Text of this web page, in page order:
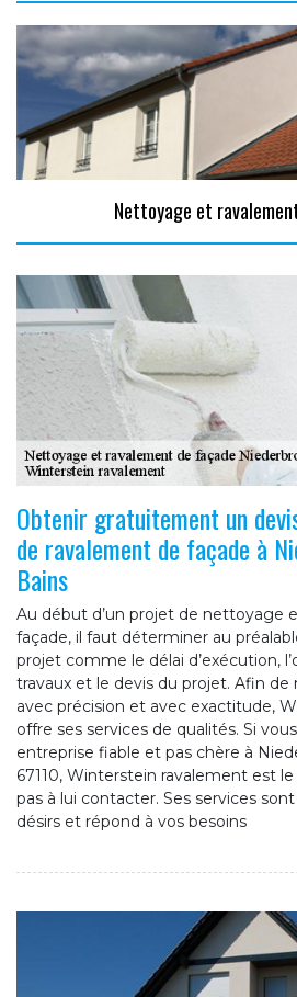
Nettoyage et
Obtenir gratuitement un
de ravalement de façade à
Bains
Au début d’un projet de nettoyage
façade, il faut déterminer au
projet comme le délai d’exécution,
travaux et le devis du projet. Afin de
avec précision et avec exactitude,
offre ses services de qualités. Si
entreprise fiable et pas chère à
67110, Winterstein ravalement est le
pas à lui contacter. Ses services
désirs et répond à vos besoins